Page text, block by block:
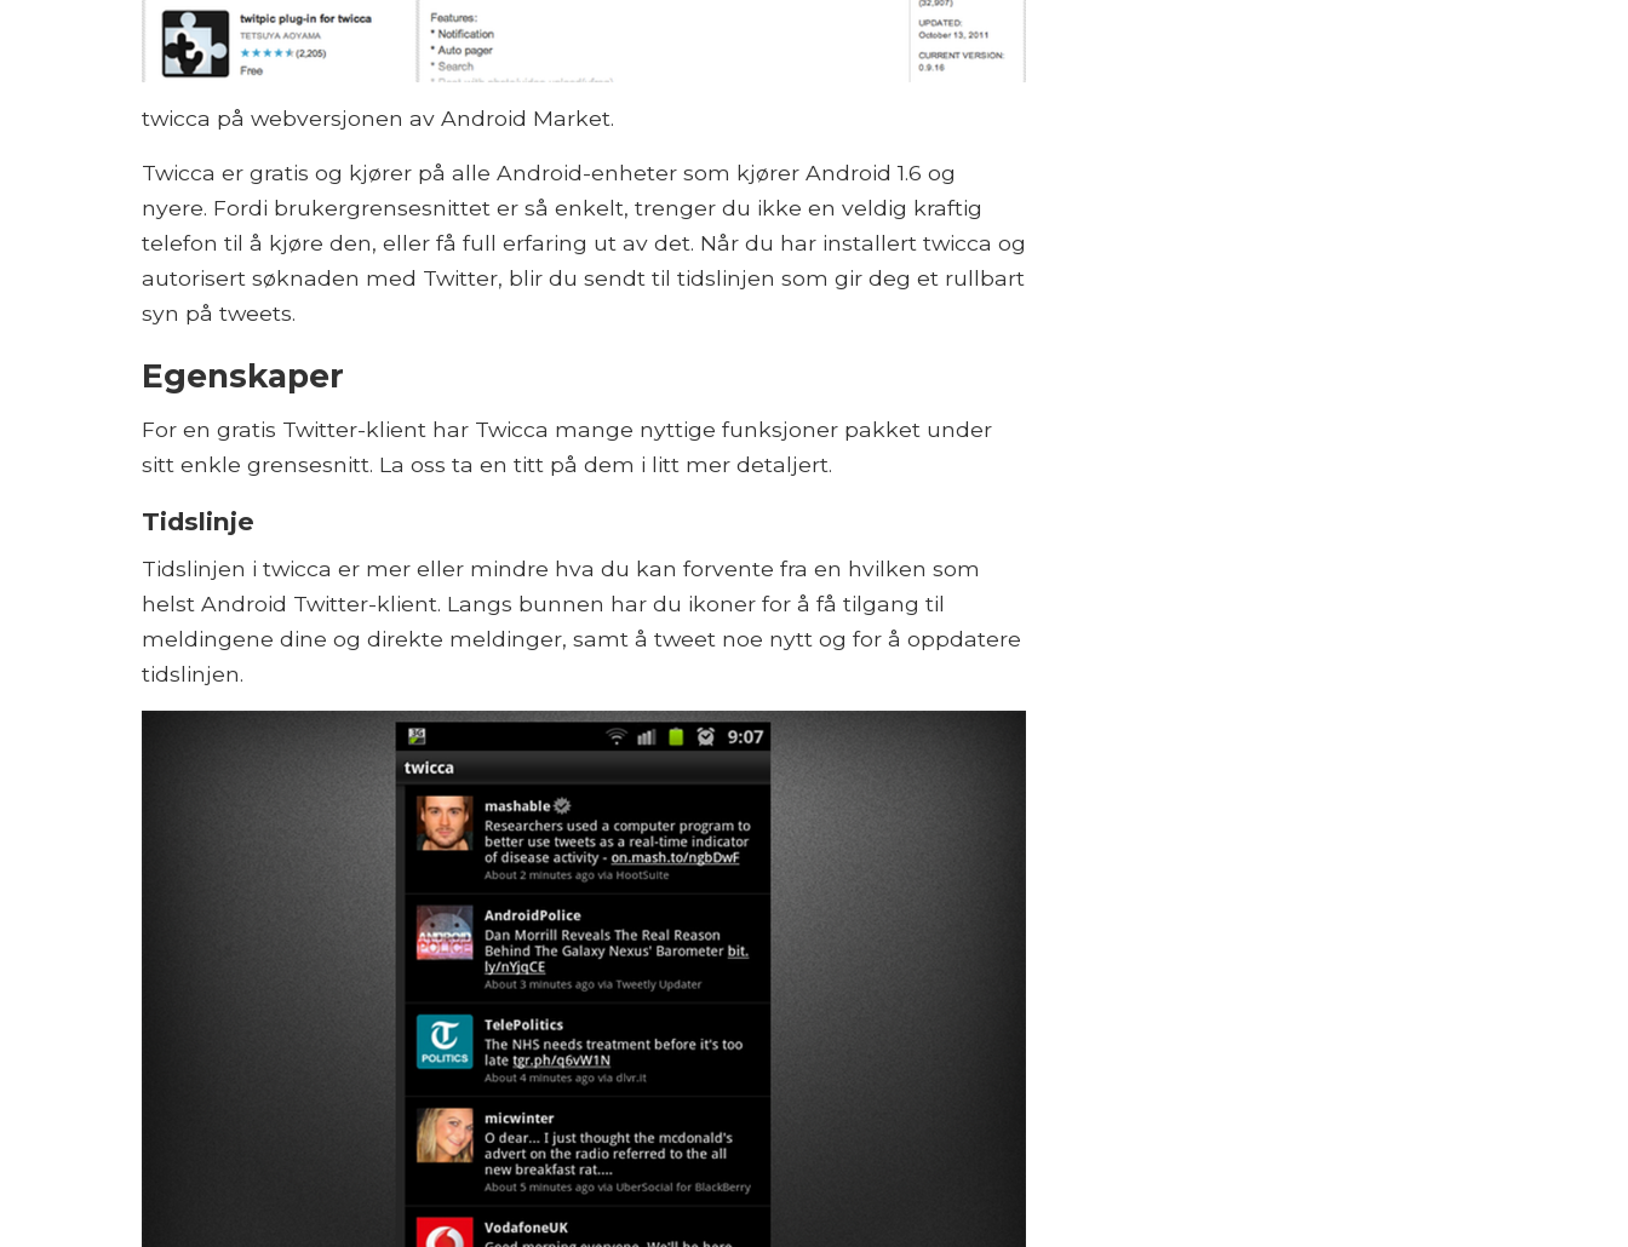
twicca på webversjonen av Android Market.
Twicca er gratis og kjører på alle Android-enheter som kjører Android 1.6 og
nyere. Fordi brukergrensesnittet er så enkelt, trenger du ikke en veldig kraftig
telefon til å kjøre den, eller få full erfaring ut av det. Når du har installert twicca og
autorisert søknaden med Twitter, blir du sendt til tidslinjen som gir deg et rullbart
syn på tweets.
Egenskaper
For en gratis Twitter-klient har Twicca mange nyttige funksjoner pakket under
sitt enkle grensesnitt. La oss ta en titt på dem i litt mer detaljert.
Tidslinje
Tidslinjen i twicca er mer eller mindre hva du kan forvente fra en hvilken som
helst Android Twitter-klient. Langs bunnen har du ikoner for å få tilgang til
meldingene dine og direkte meldinger, samt å tweet noe nytt og for å oppdatere
tidslinjen.